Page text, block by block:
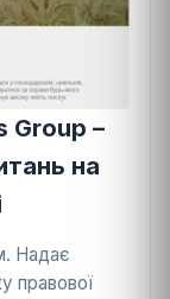
Group –
на
Надає
правової